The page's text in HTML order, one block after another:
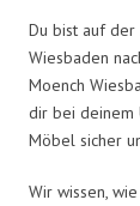
Du bist auf der
Wiesbaden
Moench
dir bei deinem
Möbel sicher
Wir wissen,